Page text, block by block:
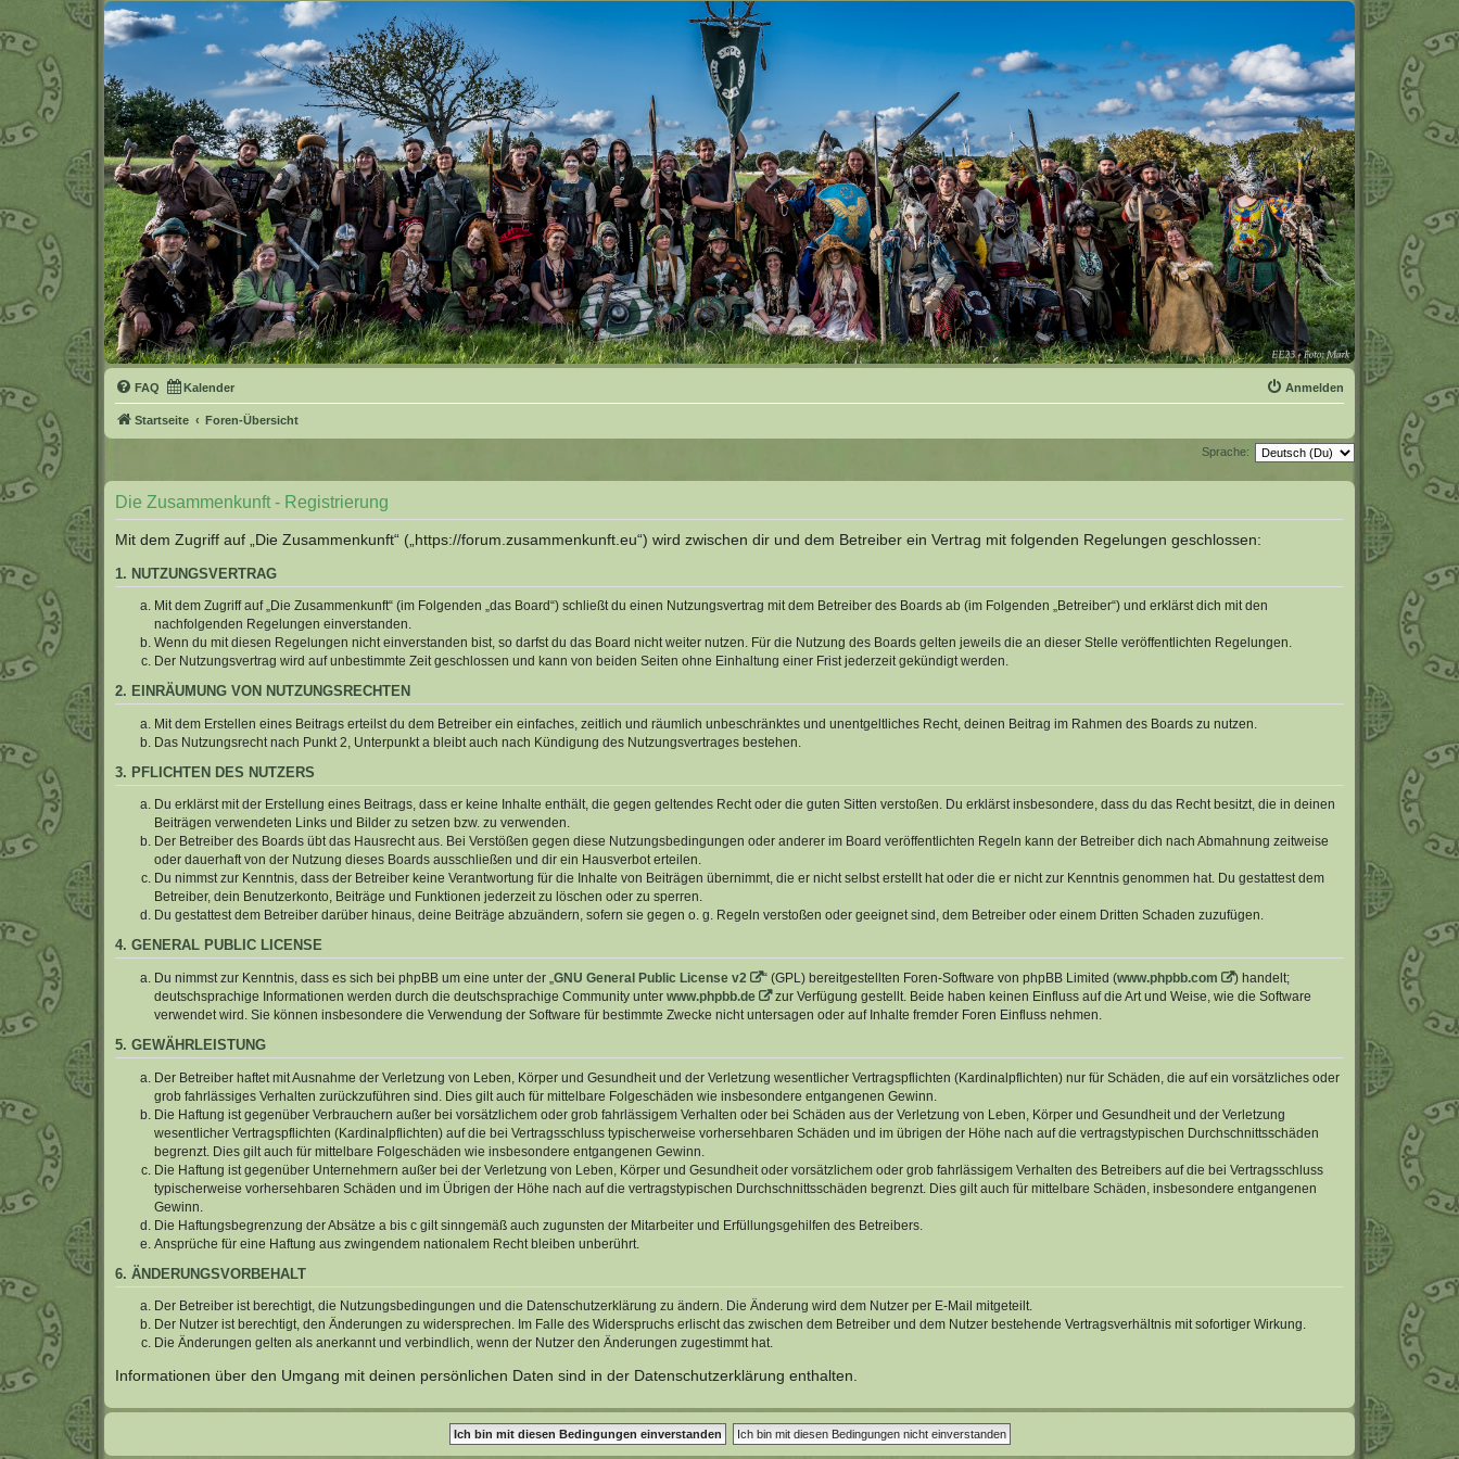
FAQ Kalender Anmelden
Startseite Foren-Übersicht
Sprache:
Die Zusammenkunft - Registrierung
Mit dem Zugriff auf „Die Zusammenkunft“ („https://forum.zusammenkunft.eu“) wird zwischen dir und dem Betreiber ein Vertrag mit folgenden Regelungen geschlossen:
1. NUTZUNGSVERTRAG
Mit dem Zugriff auf „Die Zusammenkunft“ (im Folgenden „das Board“) schließt du einen Nutzungsvertrag mit dem Betreiber des Boards ab (im Folgenden „Betreiber“) und erklärst dich mit den
nachfolgenden Regelungen einverstanden.
Wenn du mit diesen Regelungen nicht einverstanden bist, so darfst du das Board nicht weiter nutzen. Für die Nutzung des Boards gelten jeweils die an dieser Stelle veröffentlichten Regelungen.
Der Nutzungsvertrag wird auf unbestimmte Zeit geschlossen und kann von beiden Seiten ohne Einhaltung einer Frist jederzeit gekündigt werden.
2. EINRÄUMUNG VON NUTZUNGSRECHTEN
Mit dem Erstellen eines Beitrags erteilst du dem Betreiber ein einfaches, zeitlich und räumlich unbeschränktes und unentgeltliches Recht, deinen Beitrag im Rahmen des Boards zu nutzen.
Das Nutzungsrecht nach Punkt 2, Unterpunkt a bleibt auch nach Kündigung des Nutzungsvertrages bestehen.
3. PFLICHTEN DES NUTZERS
Du erklärst mit der Erstellung eines Beitrags, dass er keine Inhalte enthält, die gegen geltendes Recht oder die guten Sitten verstoßen. Du erklärst insbesondere, dass du das Recht besitzt, die in deinen
Beiträgen verwendeten Links und Bilder zu setzen bzw. zu verwenden.
Der Betreiber des Boards übt das Hausrecht aus. Bei Verstößen gegen diese Nutzungsbedingungen oder anderer im Board veröffentlichten Regeln kann der Betreiber dich nach Abmahnung zeitweise
oder dauerhaft von der Nutzung dieses Boards ausschließen und dir ein Hausverbot erteilen.
Du nimmst zur Kenntnis, dass der Betreiber keine Verantwortung für die Inhalte von Beiträgen übernimmt, die er nicht selbst erstellt hat oder die er nicht zur Kenntnis genommen hat. Du gestattest dem
Betreiber, dein Benutzerkonto, Beiträge und Funktionen jederzeit zu löschen oder zu sperren.
Du gestattest dem Betreiber darüber hinaus, deine Beiträge abzuändern, sofern sie gegen o. g. Regeln verstoßen oder geeignet sind, dem Betreiber oder einem Dritten Schaden zuzufügen.
4. GENERAL PUBLIC LICENSE
Du nimmst zur Kenntnis, dass es sich bei phpBB um eine unter der „ GNU General Public License v2 “ (GPL) bereitgestellten Foren-Software von phpBB Limited (www.phpbb.com
) handelt;
deutschsprachige Informationen werden durch die deutschsprachige Community unter www.phpbb.de
zur Verfügung gestellt. Beide haben keinen Einfluss auf die Art und Weise, wie die Software
verwendet wird. Sie können insbesondere die Verwendung der Software für bestimmte Zwecke nicht untersagen oder auf Inhalte fremder Foren Einfluss nehmen.
5. GEWÄHRLEISTUNG
Der Betreiber haftet mit Ausnahme der Verletzung von Leben, Körper und Gesundheit und der Verletzung wesentlicher Vertragspflichten (Kardinalpflichten) nur für Schäden, die auf ein vorsätzliches oder
grob fahrlässiges Verhalten zurückzuführen sind. Dies gilt auch für mittelbare Folgeschäden wie insbesondere entgangenen Gewinn.
Die Haftung ist gegenüber Verbrauchern außer bei vorsätzlichem oder grob fahrlässigem Verhalten oder bei Schäden aus der Verletzung von Leben, Körper und Gesundheit und der Verletzung
wesentlicher Vertragspflichten (Kardinalpflichten) auf die bei Vertragsschluss typischerweise vorhersehbaren Schäden und im übrigen der Höhe nach auf die vertragstypischen Durchschnittsschäden
begrenzt. Dies gilt auch für mittelbare Folgeschäden wie insbesondere entgangenen Gewinn.
Die Haftung ist gegenüber Unternehmern außer bei der Verletzung von Leben, Körper und Gesundheit oder vorsätzlichem oder grob fahrlässigem Verhalten des Betreibers auf die bei Vertragsschluss
typischerweise vorhersehbaren Schäden und im Übrigen der Höhe nach auf die vertragstypischen Durchschnittsschäden begrenzt. Dies gilt auch für mittelbare Schäden, insbesondere entgangenen
Gewinn.
Die Haftungsbegrenzung der Absätze a bis c gilt sinngemäß auch zugunsten der Mitarbeiter und Erfüllungsgehilfen des Betreibers.
Ansprüche für eine Haftung aus zwingendem nationalem Recht bleiben unberührt.
6. ÄNDERUNGSVORBEHALT
Der Betreiber ist berechtigt, die Nutzungsbedingungen und die Datenschutzerklärung zu ändern. Die Änderung wird dem Nutzer per E-Mail mitgeteilt.
Der Nutzer ist berechtigt, den Änderungen zu widersprechen. Im Falle des Widerspruchs erlischt das zwischen dem Betreiber und dem Nutzer bestehende Vertragsverhältnis mit sofortiger Wirkung.
Die Änderungen gelten als anerkannt und verbindlich, wenn der Nutzer den Änderungen zugestimmt hat.
Informationen über den Umgang mit deinen persönlichen Daten sind in der Datenschutzerklärung enthalten.